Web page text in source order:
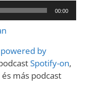
00:00
by
Spotify-on,
más podcast